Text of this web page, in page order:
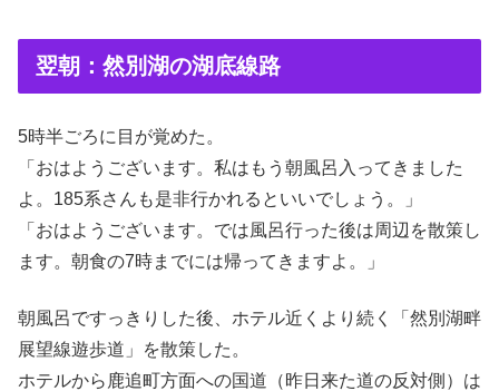
翌朝：然別湖の湖底線路
5時半ごろに目が覚めた。
「おはようございます。私はもう朝風呂入ってきました
よ。185系さんも是非行かれるといいでしょう。」
「おはようございます。では風呂行った後は周辺を散策し
ます。朝食の7時までには帰ってきますよ。」
朝風呂ですっきりした後、ホテル近くより続く「然別湖畔
展望線遊歩道」を散策した。
ホテルから鹿追町方面への国道（昨日来た道の反対側）は